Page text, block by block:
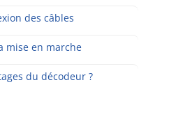
des câbles
mise en marche
du décodeur ?